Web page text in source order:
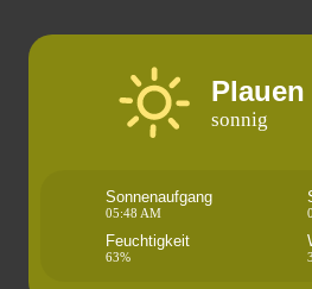
Plauen
sonnig
Sonnenaufgang
05:48 AM
Feuchtigkeit
63%